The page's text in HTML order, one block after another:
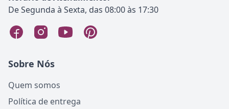
De Segunda à Sexta, das 08:00 às 17:30
Sobre Nós
Quem somos
Política de entrega